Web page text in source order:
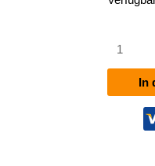
Cantabile
A
In